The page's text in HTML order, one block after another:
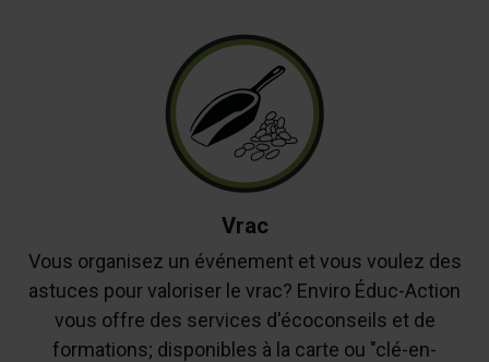
Vrac
Vous organisez un événement et vous voulez des
astuces pour valoriser le vrac? Enviro Éduc-Action
vous offre des services d'écoconseils et de
formations; disponibles à la carte ou "clé-en-